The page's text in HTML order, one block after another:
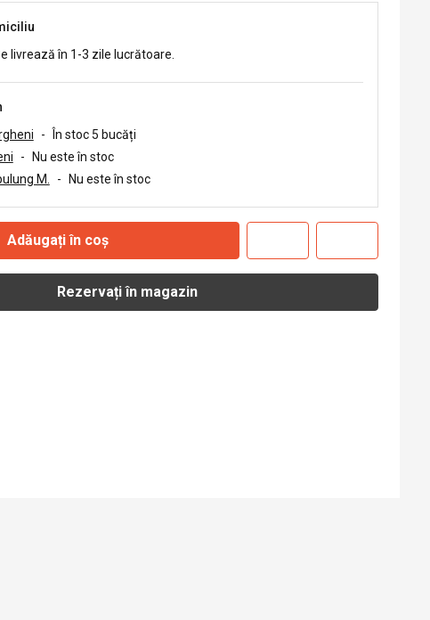
livrează în 1-3 zile lucrătoare.
- În stoc 5 bucăți
- Nu este în stoc
M.
- Nu este în stoc
Adăugați în coș
Rezervați în magazin